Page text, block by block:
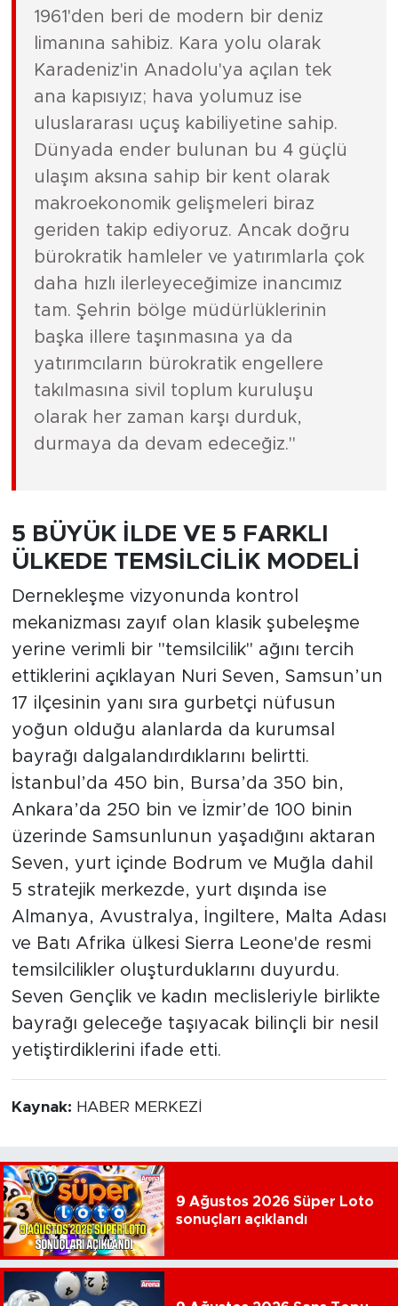
1961'den beri de modern bir deniz
limanına sahibiz. Kara yolu olarak
Karadeniz'in Anadolu'ya açılan tek
ana kapısıyız; hava yolumuz ise
uluslararası uçuş kabiliyetine sahip.
Dünyada ender bulunan bu 4 güçlü
ulaşım aksına sahip bir kent olarak
makroekonomik gelişmeleri biraz
geriden takip ediyoruz. Ancak doğru
bürokratik hamleler ve yatırımlarla çok
daha hızlı ilerleyeceğimize inancımız
tam. Şehrin bölge müdürlüklerinin
başka illere taşınmasına ya da
yatırımcıların bürokratik engellere
takılmasına sivil toplum kuruluşu
olarak her zaman karşı durduk,
durmaya da devam edeceğiz."
5 BÜYÜK İLDE VE 5 FARKLI
ÜLKEDE TEMSİLCİLİK MODELİ
Dernekleşme vizyonunda kontrol
mekanizması zayıf olan klasik şubeleşme
yerine verimli bir "temsilcilik" ağını tercih
ettiklerini açıklayan Nuri Seven, Samsun’un
17 ilçesinin yanı sıra gurbetçi nüfusun
yoğun olduğu alanlarda da kurumsal
bayrağı dalgalandırdıklarını belirtti.
İstanbul’da 450 bin, Bursa’da 350 bin,
Ankara’da 250 bin ve İzmir’de 100 binin
üzerinde Samsunlunun yaşadığını aktaran
Seven, yurt içinde Bodrum ve Muğla dahil
5 stratejik merkezde, yurt dışında ise
Almanya, Avustralya, İngiltere, Malta Adası
ve Batı Afrika ülkesi Sierra Leone'de resmi
temsilcilikler oluşturduklarını duyurdu.
Seven Gençlik ve kadın meclisleriyle birlikte
bayrağı geleceğe taşıyacak bilinçli bir nesil
yetiştirdiklerini ifade etti.
Kaynak: HABER MERKEZİ
9 Ağustos 2026 Süper Loto
sonuçları açıklandı